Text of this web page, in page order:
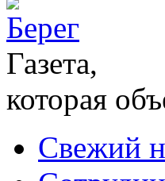
Газета,
которая
Свежий